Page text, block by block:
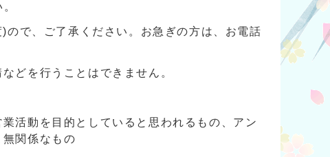
で、ご了承ください。お急ぎの方は、お電話
どを行うことはできません。
活動を目的としていると思われるもの、アン
関係なもの